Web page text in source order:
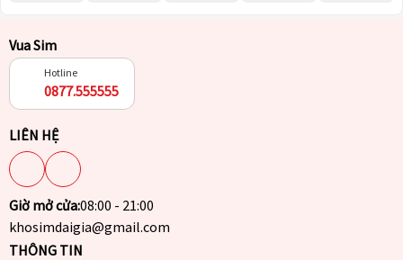
Vua Sim
Hotline
0877.555555
LIÊN HỆ
Giờ mở cửa:08:00 - 21:00
khosimdaigia@gmail.com
THÔNG TIN